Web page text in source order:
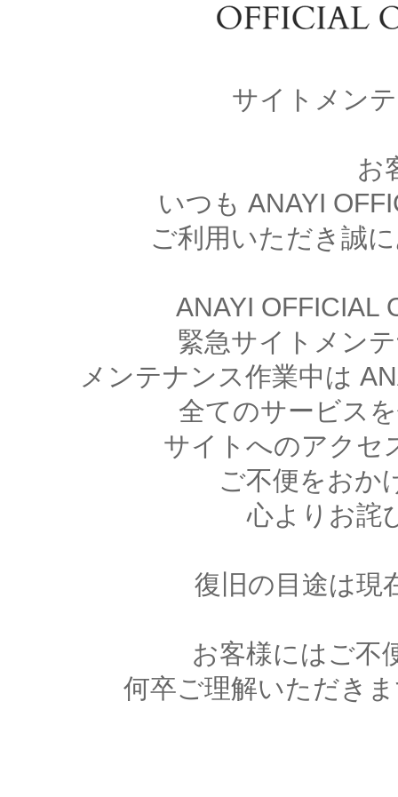
サイトメン
お
いつも ANAYI
ご利用いただき誠
ANAYI OFFICIAL
緊急サイトメン
メンテナンス作業中は
全てのサービス
サイトへのアクセ
ご不便をおか
心よりお詫
復旧の目途は現
お客様にはご不
何卒ご理解いただき